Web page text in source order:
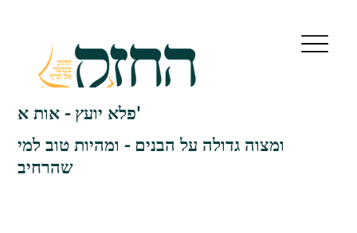
פלא יועץ - אות א'
ומצוה גדולה על הבנים - ומהיות טוב למי
שהרחיב